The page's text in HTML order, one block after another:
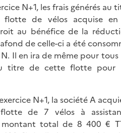
N+1, les frais générés au
flotte de vélos acquise
au bénéfice de la
de celle-ci a été
N. Il en ira de même pour tous
titre de cette flotte pour
N+1, la société A
de 7 vélos à
montant total de 8 400 €